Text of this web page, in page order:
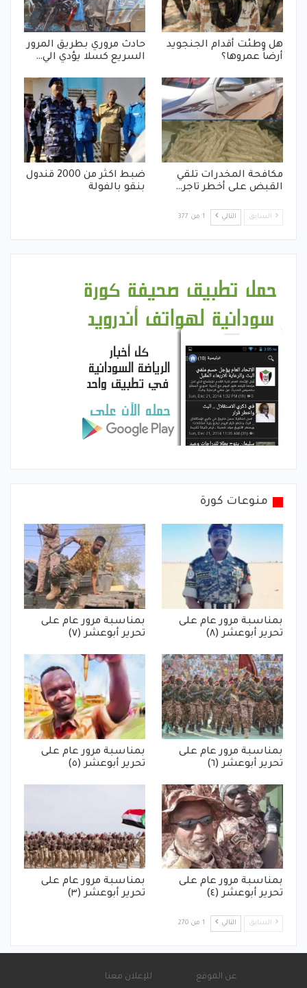
هل وطئت أقدام الجنجويد
أرضاً عمروها؟
حادث مروري بطريق المرور
السريع كسلا يؤدي الي…
مكافحة المخدرات تلقي
القبض على أخطر تاجر…
ضبط اكثر من 2000 قندول
بنقو بالفولة
السابق التالي 1 من 377
منوعات كورة
بمناسبة مرور عام على
تحرير أبوعشر (٨)
بمناسبة مرور عام على
تحرير أبوعشر (٧)
بمناسبة مرور عام على
تحرير أبوعشر (٦)
بمناسبة مرور عام على
تحرير أبوعشر (٥)
بمناسبة مرور عام على
تحرير أبوعشر (٤)
بمناسبة مرور عام على
تحرير أبوعشر (٣)
السابق التالي 1 من 270
عن الموقع للإعلان معنا